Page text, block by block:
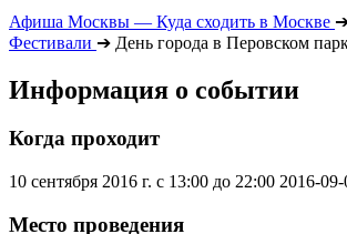
Афиша Москвы — Куда сходить в Москве
Фестивали ➔ День города в Перовском
Информация о событии
Когда проходит
10 сентября 2016 г. с 13:00 до 22:00 2016-09-
Место проведения